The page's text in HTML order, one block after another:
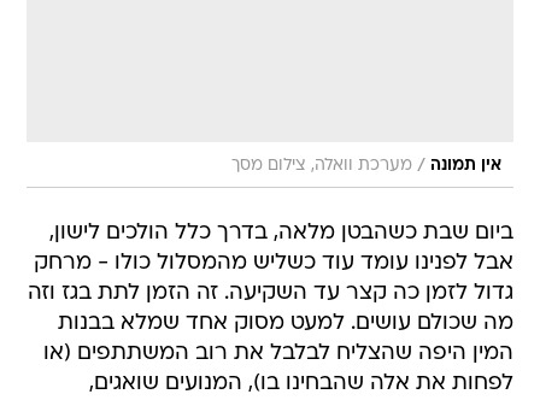
אין תמונה / מערכת וואלה, צילום מסך
ביום שבת כשהבטן מלאה, בדרך כלל הולכים לישון,
אבל לפנינו עומד עוד כשליש מהמסלול כולו - מרחק
גדול לזמן כה קצר עד השקיעה. זה הזמן לתת בגז וזה
מה שכולם עושים. למעט מסוק אחד שמלא בבנות
המין היפה שהצליח לבלבל את רוב המשתתפים (או
לפחות את אלה שהבחינו בו), המנועים שואגים,